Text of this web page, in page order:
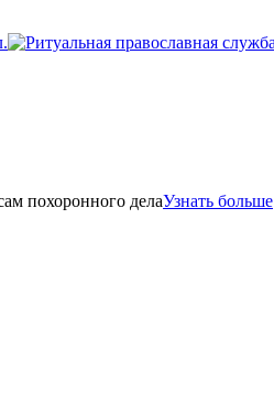
похоронного делаУзнать больше